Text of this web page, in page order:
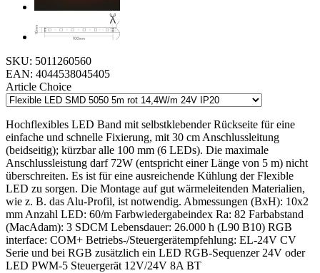
SKU: 5011260560
EAN: 4044538045405
Article Choice
Hochflexibles LED Band mit selbstklebender Rückseite für eine
einfache und schnelle Fixierung, mit 30 cm Anschlussleitung
(beidseitig); kürzbar alle 100 mm (6 LEDs). Die maximale
Anschlussleistung darf 72W (entspricht einer Länge von 5 m) nicht
überschreiten. Es ist für eine ausreichende Kühlung der Flexible
LED zu sorgen. Die Montage auf gut wärmeleitenden Materialien,
wie z. B. das Alu-Profil, ist notwendig. Abmessungen (BxH): 10x2
mm Anzahl LED: 60/m Farbwiedergabeindex Ra: 82 Farbabstand
(MacAdam): 3 SDCM Lebensdauer: 26.000 h (L90 B10) RGB
interface: COM+ Betriebs-/Steuergerätempfehlung: EL-24V CV
Serie und bei RGB zusätzlich ein LED RGB-Sequenzer 24V oder
LED PWM-5 Steuergerät 12V/24V 8A BT